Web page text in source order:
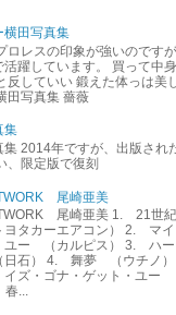
田写真集
ロレスの印象が強いのです
躍しています。 買って中
反していい 鍛えた体っは美
田写真集 薔薇
集
集 2014年ですが、出版され
、限定版で復刻
尾崎亜美
尾崎亜美 1. 21世
タカーエアコン） 2. マイ
ユー （カルピス） 3. ハー
日石） 4. 舞夢 （ウチノ
イズ・ゴナ・ゲット・ユー
春...